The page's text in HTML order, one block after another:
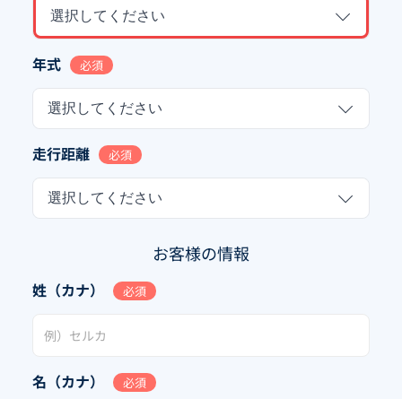
選択してください
年式 必須
選択してください
走行距離 必須
選択してください
お客様の情報
姓（カナ） 必須
名（カナ） 必須